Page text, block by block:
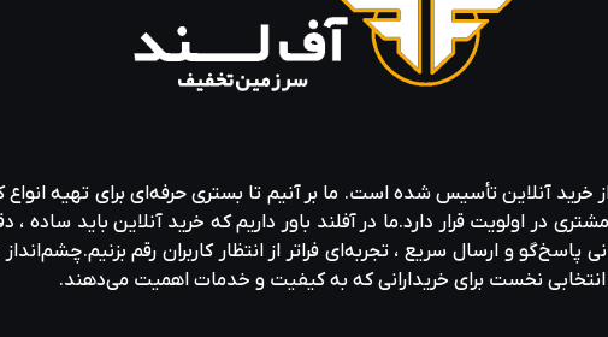
آنلاین تأسیس شده است. ما بر آنیم تا بستری حرفه‌ای برای تهیه‌ انواع
اولویت قرار دارد.ما در آفلند باور داریم که خرید آنلاین باید ساده
و ارسال سریع ، تجربه‌ای فراتر از انتظار کاربران رقم
نخست برای خریدارانی که به کیفیت و خدمات اهمیت می‌دهند.